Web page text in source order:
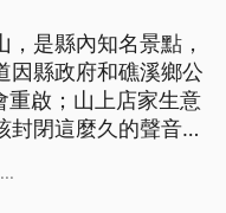
是縣內知名景點，
因縣政府和礁溪鄉公
重啟；山上店家生意
封閉這麼久的聲音，
...